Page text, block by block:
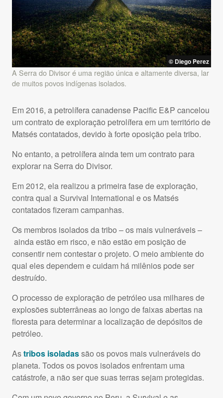
© Diego Perez
A Serra do Divisor é uma região única e altamente diversa, lar
de muitos povos indígenas isolados.
Em 2016, a petrolífera canadense Pacific E&P cancelou
um contrato de exploração petrolífera em um território de
Matsés contatados, devido à forte oposição pela tribo.
No entanto, a petrolífera ainda tem um contrato para
explorar na Serra do Divisor.
Em 2012, ela realizou a primeira fase de exploração,
contra qual a Survival International e os Matsés
contatados fizeram campanhas.
Os membros isolados da tribo – os mais vulneráveis –
ainda estão em risco, e não estão em posição de
consentir nem contestar o projeto. O meio ambiente do
qual eles dependem e cuidam há milênios pode ser
destruído.
O processo de exploração de petróleo usa milhares de
explosões subterrâneas ao longo de faixas abertas na
floresta para determinar a localização de depósitos de
petróleo.
Astribos isoladassão os povos mais vulneráveis do
planeta. Todos os povos isolados enfrentam uma
catástrofe, a não ser que suas terras sejam protegidas.